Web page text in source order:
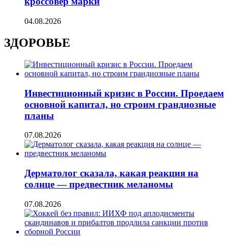
04.08.2026
ЗДОРОВЬЕ
Инвестиционный кризис в России. Проедаем
основной капитал, но строим грандиозные
планы
07.08.2026
Дерматолог сказала, какая реакция на
солнце — предвестник меланомы
07.08.2026